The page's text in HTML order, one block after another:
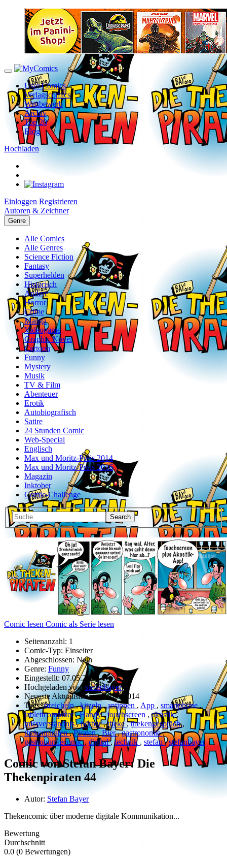
User Comics
Verlagscomics
Wettbewerb
Archiv
Top 20
Blog
Hochladen
Einloggen Registrieren
Autoren & Zeichner
Genre
Alle Comics
Alle Genres
Science Fiction
Fantasy
Superhelden
Historisch
Andere
Horror
Crime
Manga
Videogame
Graphic Novel
Cartoon
Funny
Mystery
Musik
TV & Film
Abenteuer
Erotik
Autobiografisch
Satire
24 Stunden Comic
Web-Special
Englisch
Max und Moritz-Preis 2014
Max und Moritz-Preis 2016
Magazin
Inktober
Comic-Challenge
Comic lesen Comic als Serie lesen
Seitenanzahl: 1
Comic-Typ: Einseiter
Abgeschlossen: Nein
Genre: Funny
Eingestellt: 07.05.2014
Hochgeladen von: stefanbayer
Neueste Aktualisierung:09.05.2014
Tags:streicheln,kitzeln,antippen , App , smartphone,
tablettcomputer,Handy,touchscreen ,akustik,
missverständnis,hörbar,theke,thekengespräch,
thekenpiraten,Piraten,Bier,gastronomie,
gastronomiecomic,digital,technik , stefan,stefanbayer
Comic von Stefan Bayer: Die
Thekenpiraten 44
Autor: Stefan Bayer
Thekencomic über moderne digitale Kommunikation...
Bewertung
Durchschnitt
0.0 (0 Bewertungen)